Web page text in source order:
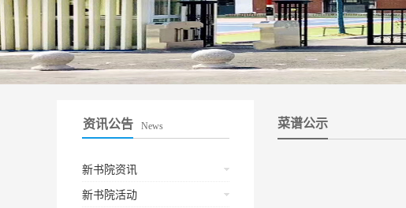
资讯公告 News
新书院资讯
新书院活动
菜谱公示